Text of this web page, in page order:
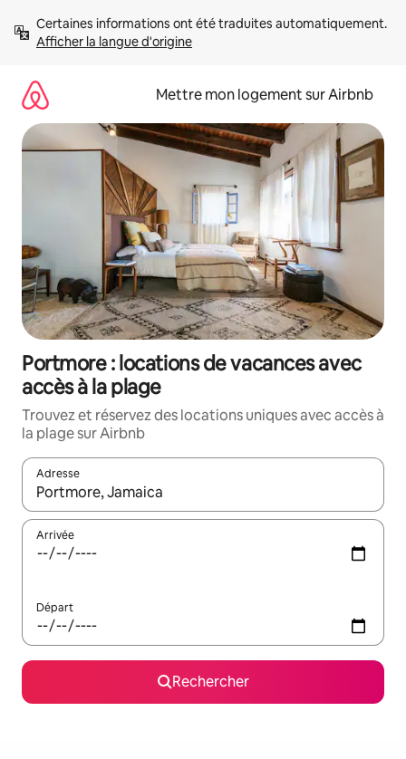
directement
Afficher la langue d'origine
Mettre mon logement sur Airbnb
Portmore : locations de vacances avec
accès à la plage
Trouvez et réservez des locations uniques avec accès à
la plage sur Airbnb
Adresse
Lorsque les résultats s'affichent, utilisez les flèches vers le
Arrivée
Départ
Rechercher